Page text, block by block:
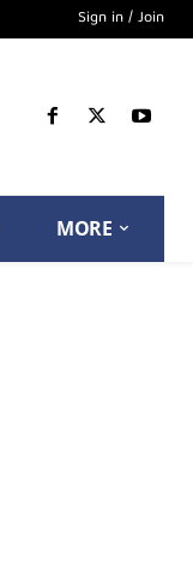
Sign in / Join
MORE